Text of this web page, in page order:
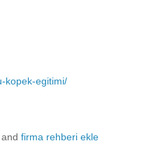
kopek-egitimi/
and firma rehberi ekle